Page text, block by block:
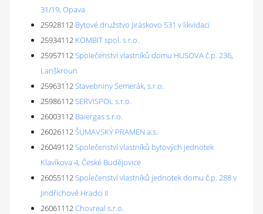
31/19, Opava
25928112 Bytové družstvo Jiráskovo 531 v likvidaci
25934112 KOMBIT spol. s r.o.
25957112Společenství vlastníků domu HUSOVA č.p. 236,
Lanškroun
25963112Stavebniny Semerák, s.r.o.
25986112SERVISPOL s.r.o.
26003112 Baiergas s.r.o.
26026112ŠUMAVSKÝ PRAMEN a.s.
26049112Společenství vlastníků bytových jednotek
Klavíkova 4, České Budějovice
26055112Společenství vlastníků jednotek domu č.p. 288 v
Jindřichově Hradci II
26061112Chovreal s.r.o.